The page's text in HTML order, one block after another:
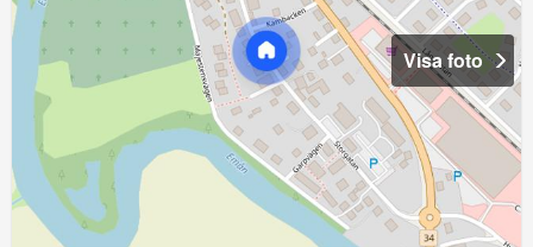
Visa foto